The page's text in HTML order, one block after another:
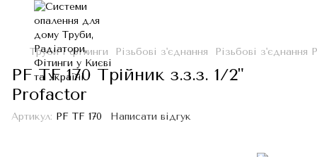
Труби і фітинги Різьбові з'єднання Різьбові з'єднання
PF TF 170 Трійник з.з.з. 1/2"
Profactor
Артикул: PF TF 170 Написати відгук